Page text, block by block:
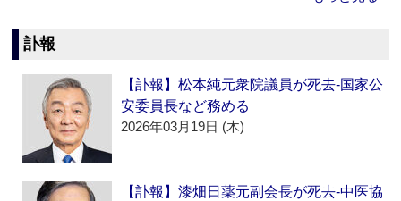
訃報
【訃報】松本純元衆院議員が死去‐国家公
安委員長など務める
2026年03月19日 (木)
【訃報】漆畑日薬元副会長が死去‐中医協